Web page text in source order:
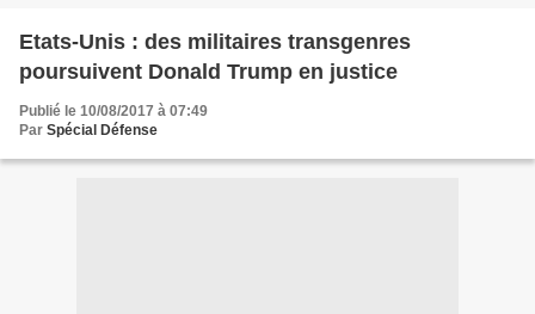
Etats-Unis : des militaires transgenres
poursuivent Donald Trump en justice
Publié le 10/08/2017 à 07:49
Par Spécial Défense